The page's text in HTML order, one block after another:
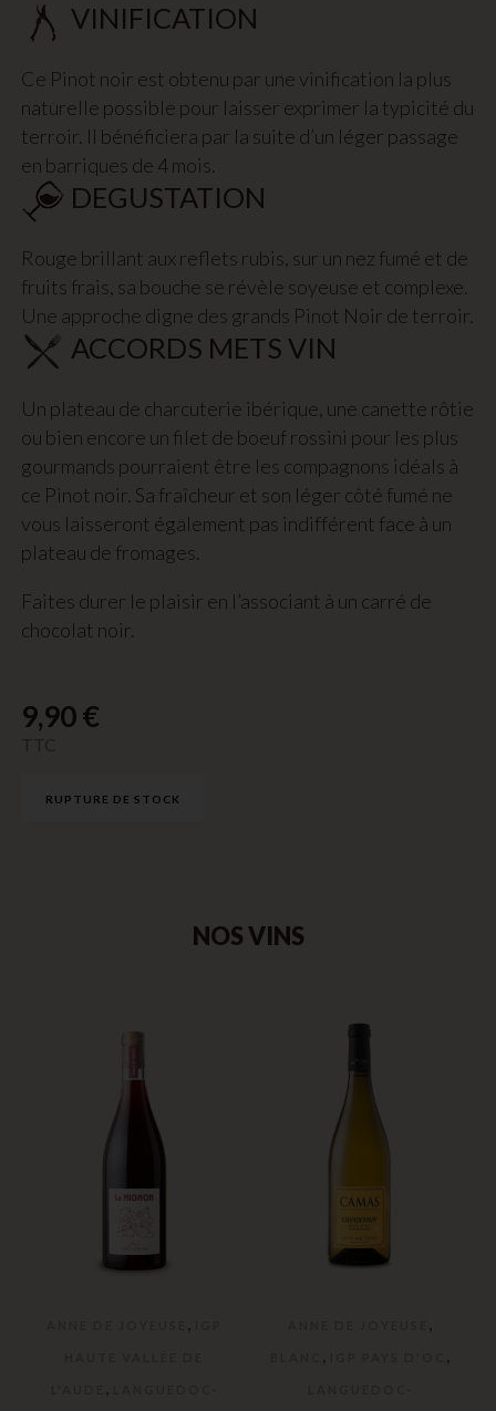
VINIFICATION
Ce Pinot noir est obtenu par une vinification la plus
naturelle possible pour laisser exprimer la typicité du
terroir. Il bénéficiera par la suite d’un léger passage
en barriques de 4 mois.
DEGUSTATION
Rouge brillant aux reflets rubis, sur un nez fumé et de
fruits frais, sa bouche se révèle soyeuse et complexe.
Une approche digne des grands Pinot Noir de terroir.
ACCORDS METS VIN
Un plateau de charcuterie ibérique, une canette rôtie
ou bien encore un filet de boeuf rossini pour les plus
gourmands pourraient être les compagnons idéals à
ce Pinot noir. Sa fraîcheur et son léger côté fumé ne
vous laisseront également pas indifférent face à un
plateau de fromages.
Faites durer le plaisir en l’associant à un carré de
chocolat noir.
9,90€
RUPTURE DE STOCK
NOS VINS
,
,
,
, ,